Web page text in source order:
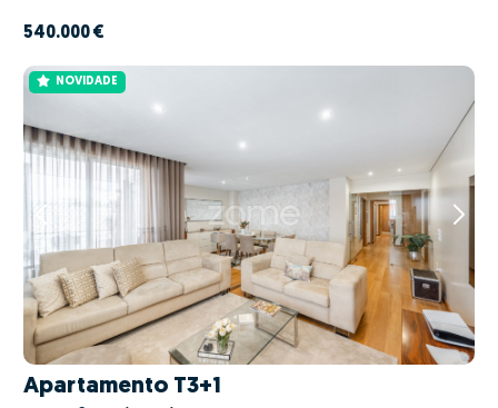
540.000 €
NOVIDADE
Apartamento T3+1